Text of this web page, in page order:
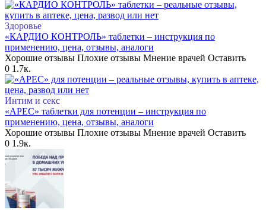
Здоровье
«КАРДИО КОНТРОЛЬ» таблетки – инструкция по
применению, цена, отзывы, аналоги
Хорошие отзывы Плохие отзывы Мнение врачей Оставить
0 1.7к.
Интим и секс
«АРЕС» таблетки для потенции – инструкция по
применению, цена, отзывы, аналоги
Хорошие отзывы Плохие отзывы Мнение врачей Оставить
0 1.9к.